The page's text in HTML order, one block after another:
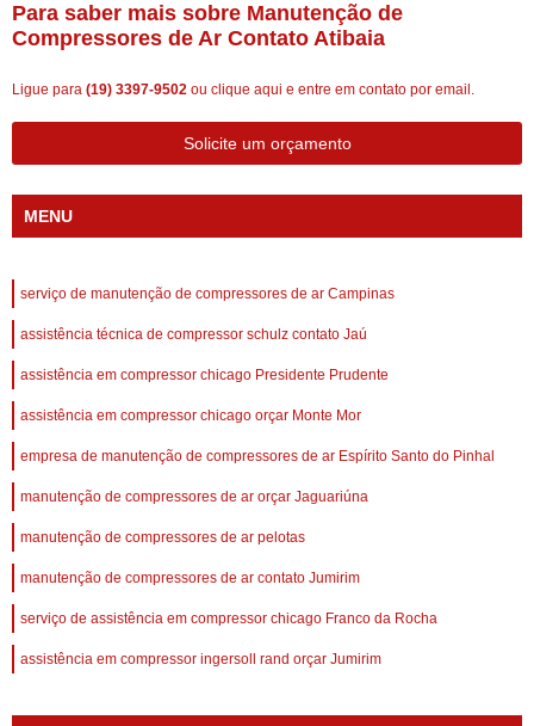
Para saber mais sobre Manutenção de
Compressores de Ar Contato Atibaia
Ligue para (19) 3397-9502 ou clique aqui e entre em contato por email.
Solicite um orçamento
MENU
serviço de manutenção de compressores de ar Campinas
assistência técnica de compressor schulz contato Jaú
assistência em compressor chicago Presidente Prudente
assistência em compressor chicago orçar Monte Mor
empresa de manutenção de compressores de ar Espírito Santo do Pinhal
manutenção de compressores de ar orçar Jaguariúna
manutenção de compressores de ar pelotas
manutenção de compressores de ar contato Jumirim
serviço de assistência em compressor chicago Franco da Rocha
assistência em compressor ingersoll rand orçar Jumirim